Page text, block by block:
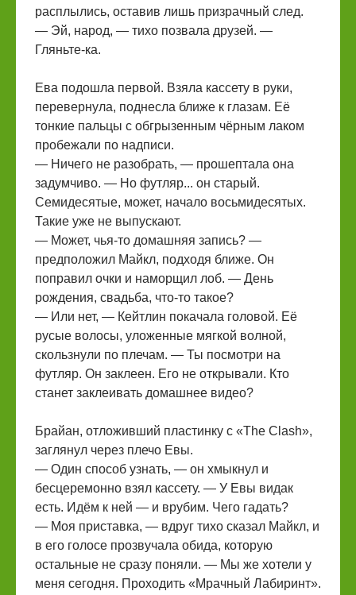
расплылись, оставив лишь призрачный след.
— Эй, народ, — тихо позвала друзей. —
Гляньте-ка.
Ева подошла первой. Взяла кассету в руки,
перевернула, поднесла ближе к глазам. Её
тонкие пальцы с обгрызенным чёрным лаком
пробежали по надписи.
— Ничего не разобрать, — прошептала она
задумчиво. — Но футляр... он старый.
Семидесятые, может, начало восьмидесятых.
Такие уже не выпускают.
— Может, чья-то домашняя запись? —
предположил Майкл, подходя ближе. Он
поправил очки и наморщил лоб. — День
рождения, свадьба, что-то такое?
— Или нет, — Кейтлин покачала головой. Её
русые волосы, уложенные мягкой волной,
скользнули по плечам. — Ты посмотри на
футляр. Он заклеен. Его не открывали. Кто
станет заклеивать домашнее видео?
Брайан, отложивший пластинку с «The Clash»,
заглянул через плечо Евы.
— Один способ узнать, — он хмыкнул и
бесцеремонно взял кассету. — У Евы видак
есть. Идём к ней — и врубим. Чего гадать?
— Моя приставка, — вдруг тихо сказал Майкл, и
в его голосе прозвучала обида, которую
остальные не сразу поняли. — Мы же хотели у
меня сегодня. Проходить «Мрачный Лабиринт».